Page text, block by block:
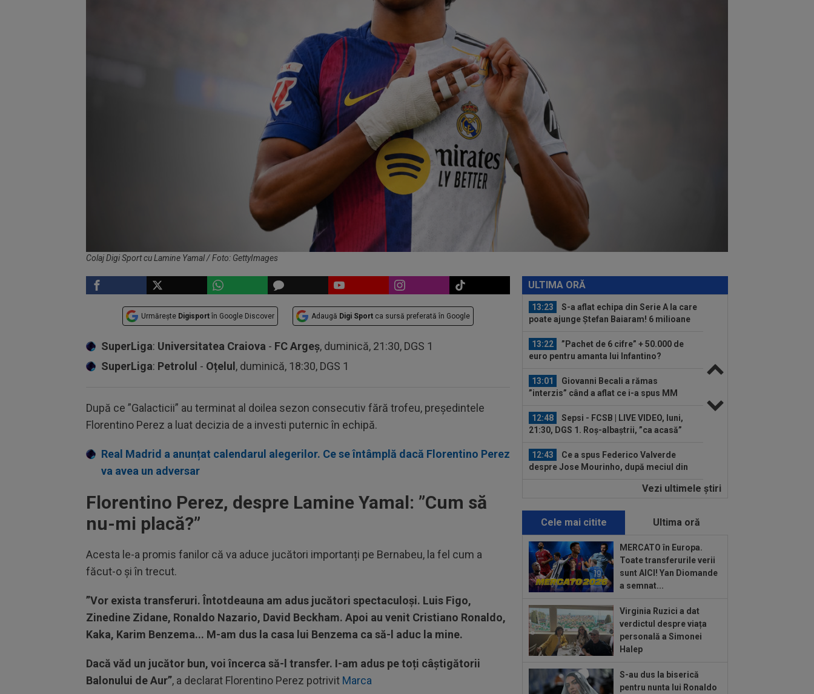
Colaj Digi Sport cu Lamine Yamal / Foto: GettyImages
Urmărește Digisport în Google Discover Adaugă Digi Sport ca sursă preferată în Google
SuperLiga: Universitatea Craiova - FC Argeș, duminică, 21:30, DGS 1
SuperLiga: Petrolul - Oțelul , duminică, 18:30, DGS 1
După ce ”Galacticii” au terminat al doilea sezon consecutiv fără trofeu, președintele
Florentino Perez a luat decizia de a investi puternic în echipă.
Real Madrid a anunțat calendarul alegerilor. Ce se întâmplă dacă Florentino Perez
va avea un adversar
Florentino Perez, despre Lamine Yamal: ”Cum să
nu-mi placă?”
Acesta le-a promis fanilor că va aduce jucători importanți pe Bernabeu, la fel cum a
făcut-o și în trecut.
”Vor exista transferuri. Întotdeauna am adus jucători spectaculoși. Luis Figo,
Zinedine Zidane, Ronaldo Nazario, David Beckham. Apoi au venit Cristiano Ronaldo,
Kaka, Karim Benzema... M-am dus la casa lui Benzema ca să-l aduc la mine.
Dacă văd un jucător bun, voi încerca să-l transfer. I-am adus pe toți câștigătorii
Balonului de Aur”, a declarat Florentino Perez potrivit Marca
ULTIMA ORĂ
12:43
despre Jose Mourinho, după meciul din
Ungaria
12:42
plecări de la Barcelona
12:20 FOTO
putut abține, după ce sute de oameni au
apărut la...
VIDEO
VIDEO, 20:00, DGS 2. Benfica - Academico
Viseu, 22:30...
12:07
Universitatea Craiova - FC Argeș,
LIVE VIDEO, 21:30, DGS 1. Un jucător a
fundaș al Italiei” propus de Cristi Chivu
la...
13:23
S-a aflat echipa din Serie A la care
poate ajunge Ștefan Baiaram! 6 milioane
13:22
”Pachet de 6 cifre” + 50.000 de
euro pentru amanta lui Infantino?
13:01
Giovanni Becali a rămas
”interzis” când a aflat ce i-a spus MM
12:48
Sepsi - FCSB | LIVE VIDEO, luni,
21:30, DGS 1. Roș-albaștrii, ”ca acasă”
12:43
Ce a spus Federico Valverde
despre Jose Mourinho, după meciul din
OUT! Hansi Flick a anunțat trei
12:20 FOTO
Cristiano Ronaldo nu s-a
putut abține, după ce sute de oameni au
apărut la...
12:16
VIDEO
FC Porto - Alverca, LIVE
VIDEO, 20:00, DGS 2. Benfica - Academico
Viseu, 22:30...
LIVE VIDEO, 21:30, DGS 1. Un jucător a
plecat...
13:26
Cine e Leonardo Bovio, ”viitorul
fundaș al Italiei” propus de Cristi Chivu
S-a aflat echipa din Serie A la care
poate ajunge Ștefan Baiaram! 6 milioane
Vezi ultimele ştiri
Cele mai citite Ultima oră
MERCATO în Europa.
Toate transferurile verii
sunt AICI! Yan Diomande
a semnat...
Virginia Ruzici a dat
verdictul despre viața
personală a Simonei
Halep
S-au dus la biserică
pentru nunta lui Ronaldo